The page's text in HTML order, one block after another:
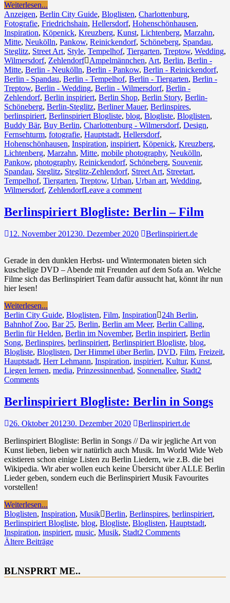
Weiterlesen...
Anzeigen, Berlin City Guide, Bloglisten, Charlottenburg,
Fotografie, Friedrichshain, Hellersdorf, Hohenschönhausen,
Inspiration, Köpenick, Kreuzberg, Kunst, Lichtenberg, Marzahn,
Mitte, Neukölln, Pankow, Reinickendorf, Schöneberg, Spandau,
Steglitz, Street Art, Style, Tempelhof, Tiergarten, Treptow, Wedding,
Wilmersdorf, Zehlendorf Ampelmännchen, Art, Berlin, Berlin -
Mitte, Berlin - Neukölln, Berlin - Pankow, Berlin - Reinickendorf,
Berlin - Spandau, Berlin - Tempelhof, Berlin - Tiergarten, Berlin -
Treptow, Berlin - Wedding, Berlin - Wilmersdorf, Berlin -
Zehlendorf, Berlin inspiriert, Berlin Shop, Berlin Story, Berlin-
Schöneberg, Berlin-Steglitz, Berliner Mauer, Berlinspires,
berlinspiriert, Berlinspiriert Blogliste, blog, Blogliste, Bloglisten,
Buddy Bär, Buy Berlin, Charlottenburg - Wilmersdorf, Design,
Fernsehturm, fotografie, Hauptstadt, Hellersdorf,
Hohenschönhausen, Inspiration, inspiriert, Köpenick, Kreuzberg,
Lichtenberg, Marzahn, Mitte, mobile photography, Neukölln,
Pankow, photography, Reinickendorf, Schöneberg, Souvenir,
Spandau, Steglitz, Steglitz-Zehlendorf, Street Art, Streetart,
Tempelhof, Tiergarten, Treptow, Urban, Urban art, Wedding,
Wilmersdorf, ZehlendorfLeave a comment
Berlinspiriert Blogliste: Berlin – Film
12. November 201230. Dezember 2020 Berlinspiriert.de
Gerade in den dunklen Herbst- und Wintermonaten bieten sich
kuschelige DVD – Abende mit Freunden auf dem Sofa an. Welche
Filme sich das Berlinspiriert Team dafür aussucht hat, könnt ihr nun
hier lesen!
Weiterlesen...
Berlin City Guide, Bloglisten, Film, Inspiration 24h Berlin,
Bahnhof Zoo, Bar 25, Berlin, Berlin am Meer, Berlin Calling,
Berlin für Helden, Berlin im November, Berlin inspiriert, Berlin
Song, Berlinspires, berlinspiriert, Berlinspiriert Blogliste, blog,
Blogliste, Bloglisten, Der Himmel über Berlin, DVD, Film, Freizeit,
Hauptstadt, Herr Lehmann, Inspiration, inspiriert, Kultur, Kunst,
Liegen lernen, media, Prinzessinnenbad, Sonnenallee, Stadt2
Comments
Berlinspiriert Blogliste: Berlin in Songs
26. Oktober 201230. Dezember 2020
Berlinspiriert.de
Berlinspiriert Blogliste: Berlin in Songs // Da wir jegliche Art von
Kunst lieben, lieben wir natürlich auch Musik. Im World Wide Web
existieren schon einige Listen zu Berlin Liedern, wie z.B. die bei
Wikipedia. Wir aber wollen euch keine Übersicht über ALLE Berlin
Lieder geben, sondern euch die Berlinspiriert Musik Favourites
vorstellen!
Weiterlesen...
Bloglisten, Inspiration, Musik Berlin, Berlinspires, berlinspiriert,
Berlinspiriert Blogliste, blog, Blogliste, Bloglisten, Hauptstadt,
Inspiration, inspiriert, music, Musik, Stadt2 Comments
Beitragsnavigation
Ältere Beiträge
BLNSPRRT ME..